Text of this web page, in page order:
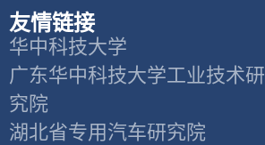
友情链接
华中科技大学
广东华中科技大学工业技术研
究院
湖北省专用汽车研究院